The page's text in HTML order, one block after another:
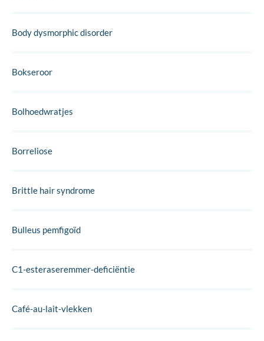
Body dysmorphic disorder
Bokseroor
Bolhoedwratjes
Borreliose
Brittle hair syndrome
Bulleus pemfigoïd
C1-esteraseremmer-deficiëntie
Café-au-lait-vlekken